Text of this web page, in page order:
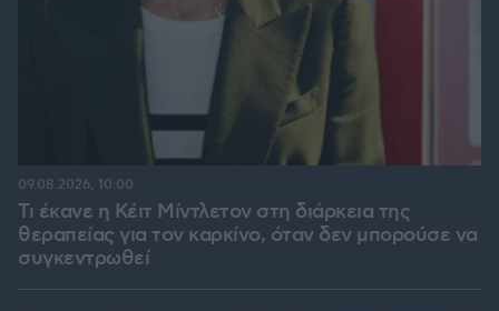
Τι έκανε η Κέιτ Μίντλετον στη διάρκεια της
θεραπείας για τον καρκίνο, όταν δεν μπορούσε να
συγκεντρωθεί
09.08.2026, 10:00